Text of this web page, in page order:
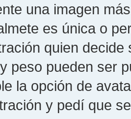
una imagen
es única o
quien
peso pueden ser
la opción de
y pedí que